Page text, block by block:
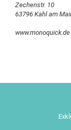
Zechenstr. 10
63796 Kahl am
www.monoquick.de